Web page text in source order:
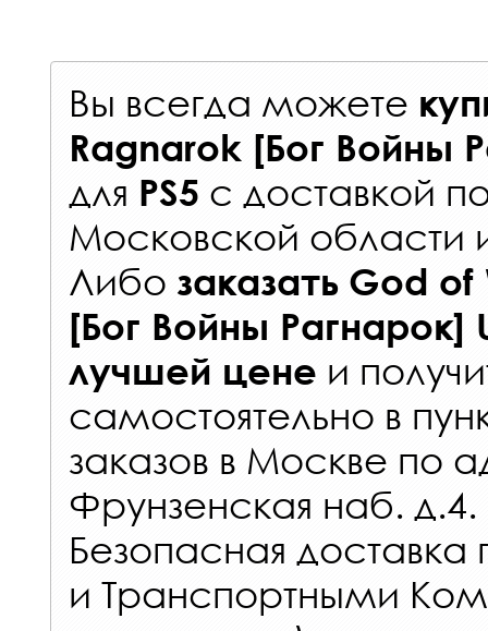
Вы всегда можете
Ragnarok [Бог Войны
для PS5 с доставкой
Московской области
Либо заказать God of
[Бог Войны Рагнарок]
лучшей цене и
самостоятельно в
заказов в Москве по
Фрунзенская наб. д.4.
Безопасная
и Транспортными